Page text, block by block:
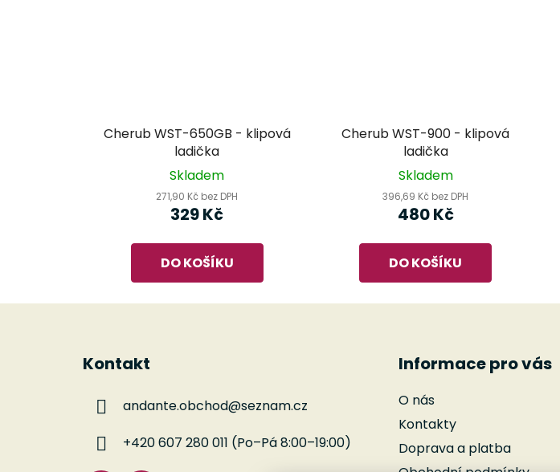
Cherub WST-650GB - klipová
ladička
Skladem
271,90 Kč bez DPH
329 Kč
DO KOŠÍKU
Cherub WST-900 - klipová
ladička
Skladem
396,69 Kč bez DPH
480 Kč
DO KOŠÍKU
Kontakt
andante.obchod@seznam.cz
+420 607 280 011 (Po–Pá 8:00–19:00)
Informace pro vás
O nás
Kontakty
Doprava a platba